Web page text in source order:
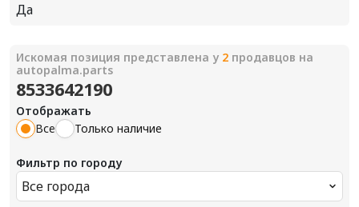
Да
Искомая позиция представлена у 2 продавцов на
autopalma.parts
8533642190
Отображать
Все
Только наличие
Фильтр по городу
Все города